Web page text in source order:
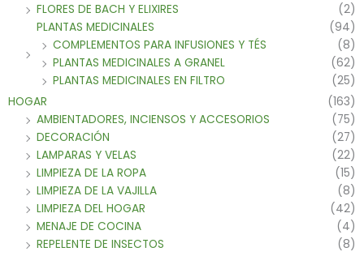
FLORES DE BACH Y ELIXIRES
(2)
PLANTAS MEDICINALES
(94)
COMPLEMENTOS PARA INFUSIONES Y TÉS
(8)
PLANTAS MEDICINALES A GRANEL
(62)
PLANTAS MEDICINALES EN FILTRO
(25)
HOGAR
(163)
AMBIENTADORES, INCIENSOS Y ACCESORIOS
(75)
DECORACIÓN
(27)
LAMPARAS Y VELAS
(22)
LIMPIEZA DE LA ROPA
(15)
LIMPIEZA DE LA VAJILLA
(8)
LIMPIEZA DEL HOGAR
(42)
MENAJE DE COCINA
(4)
REPELENTE DE INSECTOS
(8)